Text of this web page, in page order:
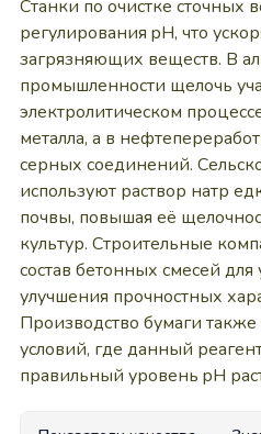
Станки по очистке сточных
регулирования pH, что
загрязняющих веществ. В
промышленности щелочь
электролитическом
металла, а в
серных соединений.
используют раствор натр
почвы, повышая её
культур. Строительные
состав бетонных смесей
улучшения прочностных
Производство бумаги
условий, где данный
правильный уровень pH